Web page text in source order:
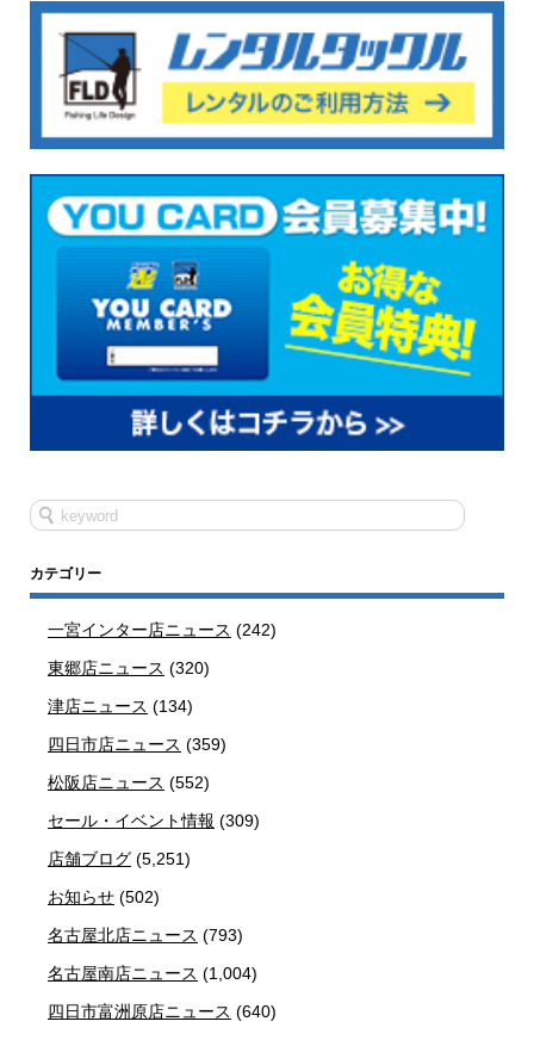
カテゴリー
一宮インター店ニュース (242)
東郷店ニュース (320)
津店ニュース (134)
四日市店ニュース (359)
松阪店ニュース (552)
セール・イベント情報 (309)
店舗ブログ (5,251)
お知らせ (502)
名古屋北店ニュース (793)
名古屋南店ニュース (1,004)
四日市富洲原店ニュース (640)